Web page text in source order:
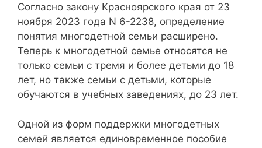
Согласно закону Красноярского края от 23
ноября 2023 года N 6-2238, определение
понятия многодетной семьи расширено.
Теперь к многодетной семье относятся не
только семьи с тремя и более детьми до 18
лет, но также семьи с детьми, которые
обучаются в учебных заведениях, до 23 лет.
Одной из форм поддержки многодетных
семей является единовременное пособие